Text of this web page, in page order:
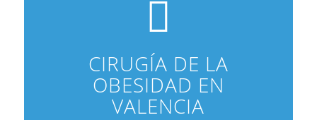
CIRUGÍA DE LA
OBESIDAD EN
VALENCIA